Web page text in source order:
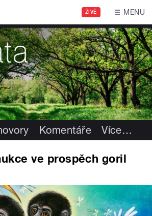
ŽIVĚ MENU
Komentáře Více…
ve prospěch goril